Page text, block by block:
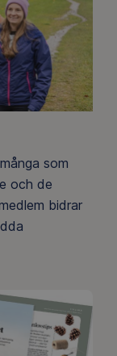
som
och de
bidrar